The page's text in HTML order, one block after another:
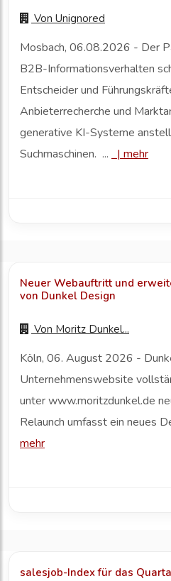
Von Unignored
Mosbach, 06.08.2026 - Der
B2B-Informationsverhalten
Entscheider und
Anbieterrecherche und
generative KI-Systeme
Suchmaschinen. ...
| mehr
Neuer Webauftritt und
von Dunkel Design
Von Moritz Dunkel...
Köln, 06. August 2026 -
Unternehmenswebsite
unter www.moritzdunkel.de
Relaunch umfasst ein neues
mehr
salesjob-Index für das